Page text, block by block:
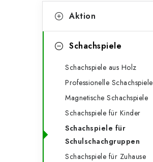
e
l
e
überspringen
a
i
e
Aktion
Schachspiele
Schachspiele aus Holz
Professionelle Schachspiele
Magnetische Schachspiele
Schachspiele für Kinder
Schachspiele für
Schulschachgruppen
Schachspiele für Zuhause